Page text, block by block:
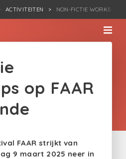
ACTIVITEITEN NON-FICTIE
op FAAR
FAAR strijkt van
9 maart 2025 neer in